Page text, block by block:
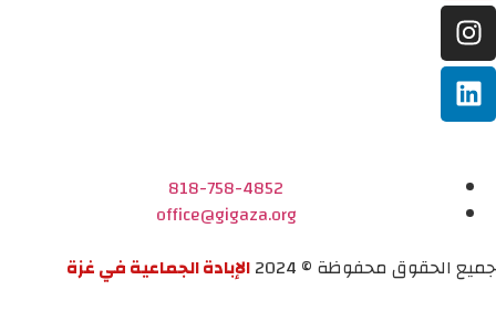
818-758-4852
office@gigaza.org
جميع الحقوق محفوظة © 2024
الإبادة الجماعية في غزة